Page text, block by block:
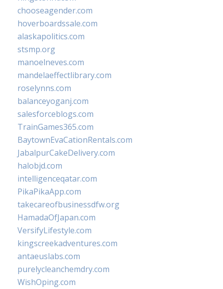
chooseagender.com
hoverboardssale.com
alaskapolitics.com
stsmp.org
manoelneves.com
mandelaeffectlibrary.com
roselynns.com
balanceyoganj.com
salesforceblogs.com
TrainGames365.com
BaytownEvaCationRentals.com
JabalpurCakeDelivery.com
halobjd.com
intelligenceqatar.com
PikaPikaApp.com
takecareofbusinessdfw.org
HamadaOfJapan.com
VersifyLifestyle.com
kingscreekadventures.com
antaeuslabs.com
purelycleanchemdry.com
WishOping.com